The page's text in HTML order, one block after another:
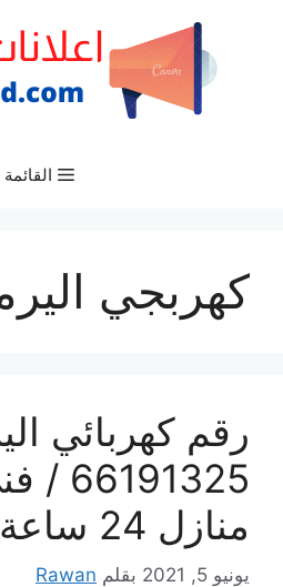
القائمة
كهربجي
رقم كهربائي
منازل 24 ساعة
يونيو 5, 2021 بقلم Rawan